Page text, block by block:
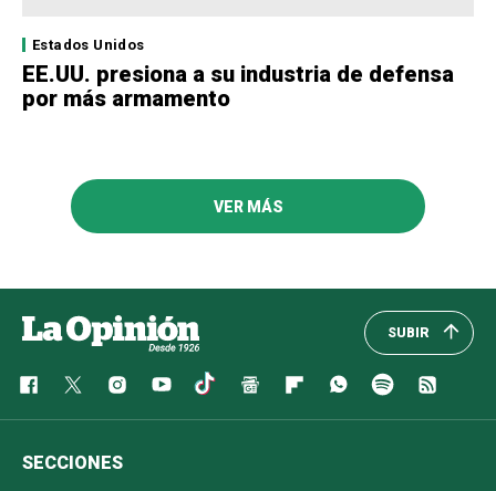
Estados Unidos
EE.UU. presiona a su industria de defensa
por más armamento
VER MÁS
SUBIR
SECCIONES